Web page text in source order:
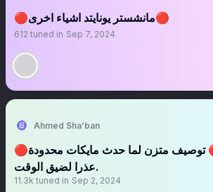
🔴مانشستر يونايتد اشياء اخرى🔴
612 tuned in Sep 7, 2024
Ahmed Sha’ban
🔴ما بعد الكارثة🔴 توصيف متزن لما حدث مايكات محدودة
عذرا لضيق الوقت.
11.3k tuned in Sep 2, 2024